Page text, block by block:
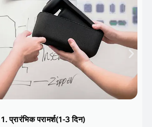
2. डिज़ाइन सेवा (के बारे में 2 दिन)